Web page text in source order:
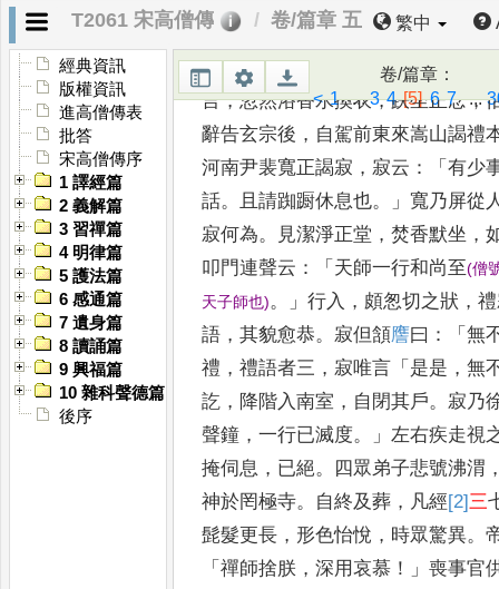
T2061 宋高僧傳 卷/篇章 五 繁中
經典資訊
版權資訊
進高僧傳表
批答
宋高僧傳序
1 譯經篇
2 義解篇
3 習禪篇
4 明律篇
5 護法篇
6 感通篇
7 遺身篇
8 讀誦篇
9 興福篇
10 雜科聲德篇
後序
卷/篇章 ：
< 1...3 4 [5] 6 7...
乃詔京城名德致大道場 ，為行祈 福
愛如是。十月八日隨駕幸新豐
言，忽然浴香水換衣，趺坐正念，
辭告玄宗後 ， 自駕前東來嵩山謁禮
河南尹裴寬正謁寂 ，寂云 ：「有少
話。 且請踟蹰休息也。」寬乃屏從
寂何為。 見潔淨正堂 ，焚香默坐 ，
叩門連聲云 ：「 天師一行和尚至(僧
天子師也)。」行入 ， 頗怱切之狀 ，
語 ，其貌愈恭。寂但頷譍曰 ：「無
禮 ，禮語者三 ，寂唯言 「 是是 ，無
訖 ， 降階入南室 ， 自閉其戶。寂乃
聲鐘 ，一行已滅度。」左右疾走視
掩伺息 ， 已絕。 四眾弟子悲號沸渭
神於罔極寺。 自終及葬 ， 凡經[2]三
髭髮更長 ， 形色怡悅 ， 時眾驚異。
「禪師捨朕 ，深用哀慕 ！」喪事官